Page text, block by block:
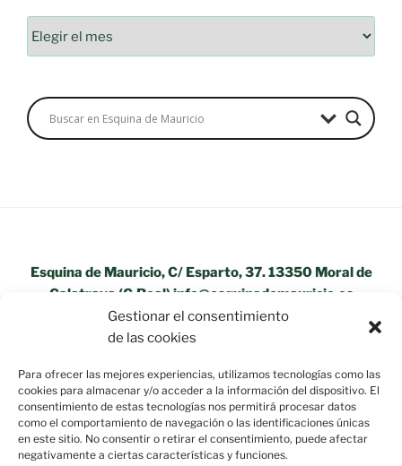
Gestionar el consentimiento
de las cookies
Para ofrecer las mejores experiencias, utilizamos tecnologías como las
cookies para almacenar y/o acceder a la información del dispositivo. El
consentimiento de estas tecnologías nos permitirá procesar datos
como el comportamiento de navegación o las identificaciones únicas
en este sitio. No consentir o retirar el consentimiento, puede afectar
negativamente a ciertas características y funciones.
Esquina de Mauricio, C/ Esparto, 37. 13350 Moral de
Calatrava (C.Real) info@esquinademauricio.es
«Aviso Legal»